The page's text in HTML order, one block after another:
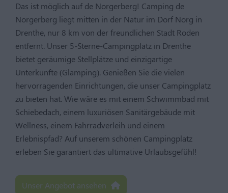
Das ist möglich auf de Norgerberg! Camping de
Norgerberg liegt mitten in der Natur im Dorf Norg in
Drenthe, nur 8 km von der freundlichen Stadt Roden
entfernt. Unser 5-Sterne-Campingplatz in Drenthe
bietet geräumige Stellplätze und einzigartige
Unterkünfte (Glamping). Genießen Sie die vielen
hervorragenden Einrichtungen, die unser Campingplatz
zu bieten hat. Wie wäre es mit einem Schwimmbad mit
Schiebedach, einem luxuriösen Sanitärgebäude mit
Wellness, einem Fahrradverleih und einem
Erlebnispfad? Auf unserem schönen Campingplatz
erleben Sie garantiert das ultimative Urlaubsgefühl!
Unser Angebot ansehen